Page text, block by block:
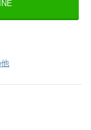
他